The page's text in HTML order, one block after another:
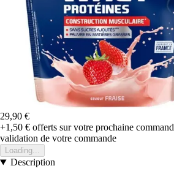
29,90 €
+1,50 € offerts sur votre prochaine
validation de votre commande
Loading...
Description